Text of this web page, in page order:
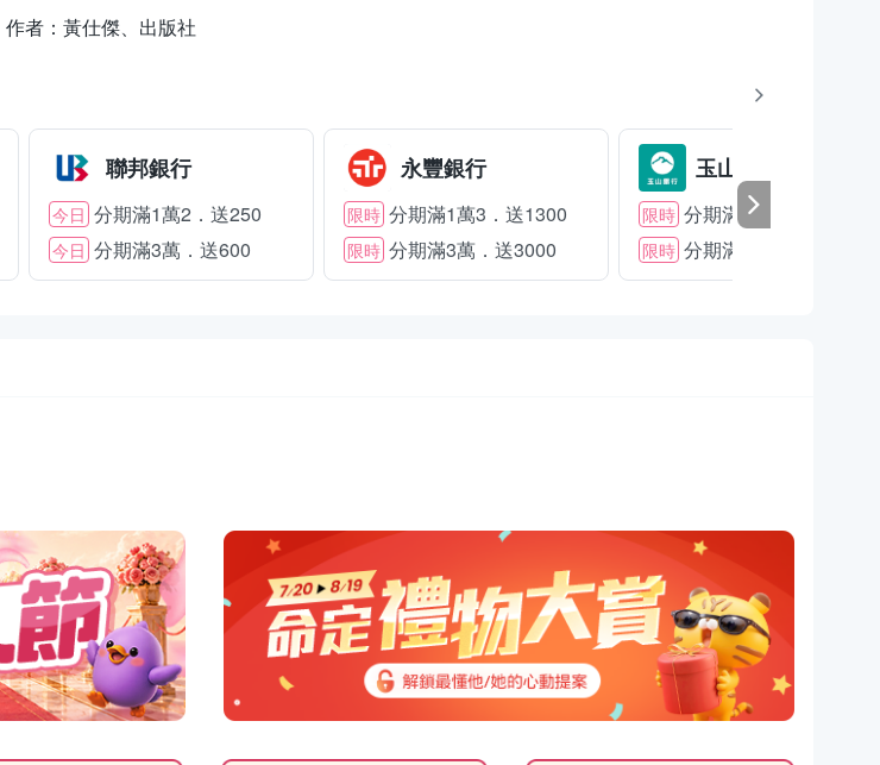
作者：黃仕傑、出版社
聯邦銀行
今日 分期滿1萬2．送250
今日 分期滿3萬．送600
永豐銀行
限時 分期滿1萬3．送1300
限時 分期滿3萬．送3000
玉山銀行
限時 分期滿2萬．送1500
限時 分期滿3萬．送2000